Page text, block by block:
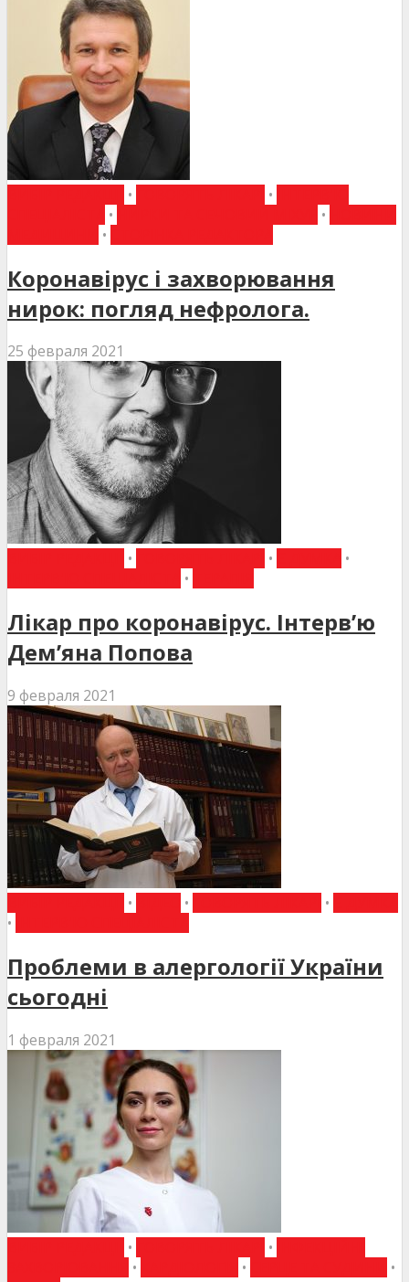
• •
• •
•
Коронавірус і захворювання
нирок: погляд нефролога.
25 февраля 2021
• •
•
•
Лікар про коронавірус. Інтерв’ю
Дем’яна Попова
9 февраля 2021
• • •
•
Проблеми в алергології України
сьогодні
1 февраля 2021
• •
• •
•